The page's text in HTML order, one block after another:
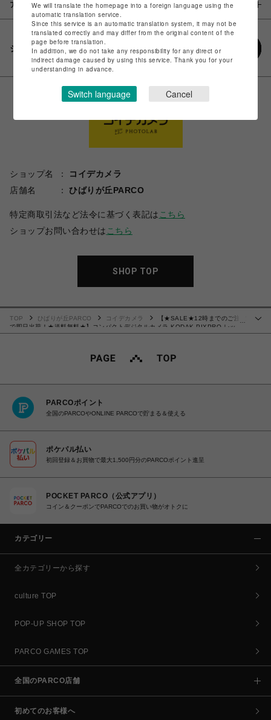
アイテム説明 / 素材
シェアする
ショップ名
コイデカメラ
店舗名
ひばりが丘PARCO
特定商取引法など法令に基づく表記は こちら
ショップお問い合わせは こちら
SHOP TOP
…
TOP ひばりが丘PARCO コイデカメラ
【★SALE★12時までのご注文
で即日出荷！★送料無料★】コンパクトデジタルカメラ KODAK PIXPRO レッ
ド FZ45RD
PARCOポイント
全国のPARCOやONLINE PARCOで貯まる＆使える
ポケパル払い
初回登録＆お買物で最大1,500円分のPARCOポイント進呈
POCKET PARCO（公式アプリ）
コイン＆クーポンでPARCOでのお買い物がオトクに
カテゴリー
全カテゴリーから探す
culture TOP
POP-UP SHOP TOP
PARCO GAMES TOP
全国のPARCO店舗
初めてのお客様へ
We will translate the homepage into a foreign language using the
automatic translation service.
Since this service is an automatic translation system, it may not be
translated correctly and may differ from the original content of the
page before translation.
In addition, we do not take any responsibility for any direct or
indirect damage caused by using this service. Thank you for your
understanding in advance.
Switch language Cancel